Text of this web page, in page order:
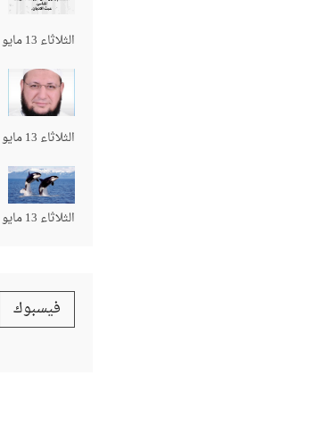
الثلاثاء 13 مايو 2025
الثلاثاء 13 مايو 2025
الثلاثاء 13 مايو 2025
فيسبوك